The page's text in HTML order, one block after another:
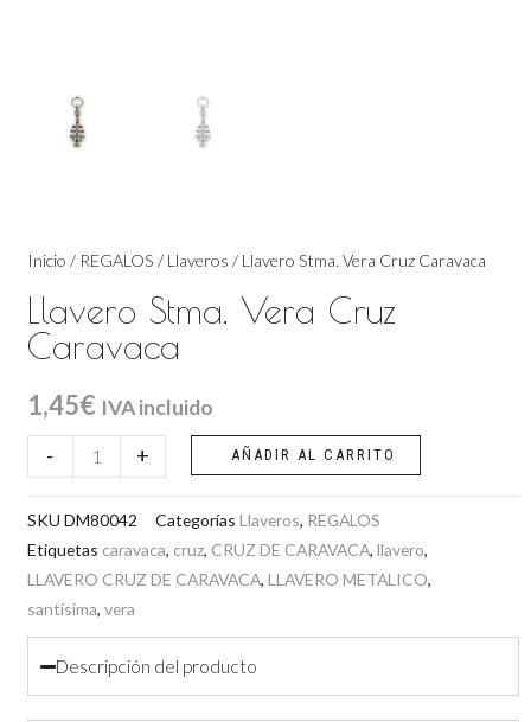
Inicio / REGALOS / Llaveros / Llavero Stma. Vera Cruz Caravaca
Llavero Stma. Vera Cruz
Caravaca
1,45€ IVA incluido
-
Stma.
Vera
Cruz
Caravaca
cantidad
+ AÑADIR AL CARRITO
SKU DM80042 Categorías Llaveros, REGALOS
Etiquetas caravaca, cruz, CRUZ DE CARAVACA, llavero,
LLAVERO CRUZ DE CARAVACA, LLAVERO METALICO,
santísima, vera
Descripción del producto